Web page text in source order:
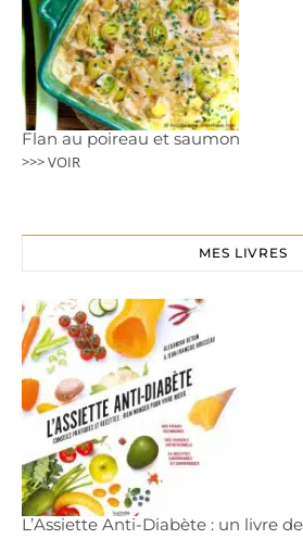
Flan au poireau et saumon
>>> VOIR
MES LIVRES
L’Assiette Anti-Diabète : un livre